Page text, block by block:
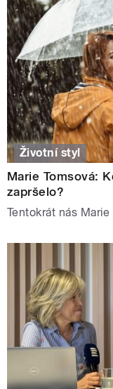
Životní styl
Marie Tomsová:
zapršelo?
Tentokrát nás